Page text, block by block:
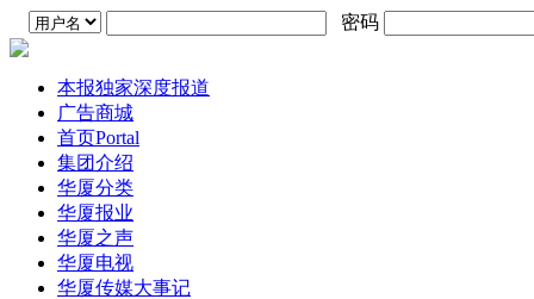
密码
本报独家深度报道
广告商城
首页Portal
集团介绍
华厦分类
华厦报业
华厦之声
华厦电视
华厦传媒大事记